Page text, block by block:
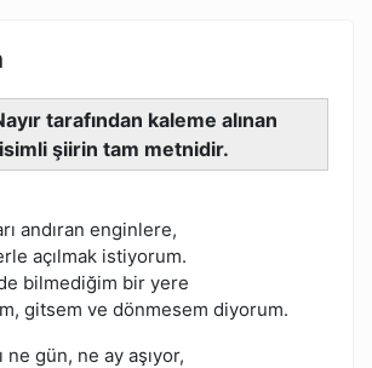
tarafından kaleme alınan
şiirin tam metnidir.
andıran enginlere,
açılmak istiyorum.
bilmediğim bir yere
gitsem ve dönmesem diyorum.
ne gün, ne ay aşıyor,